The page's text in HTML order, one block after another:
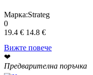
Марка:Strateg
0
19.4 € 14.8 €
Вижте повече
❤
Предварителна поръчка